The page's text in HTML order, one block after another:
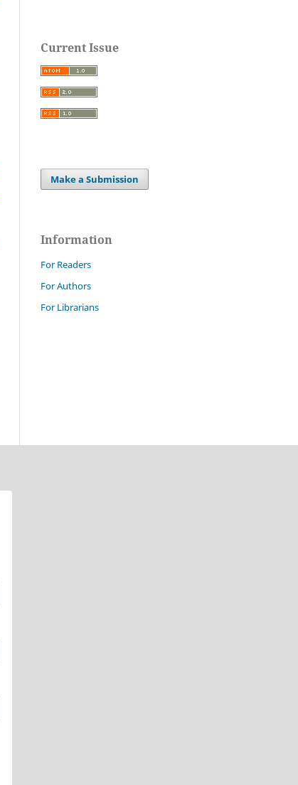
Current Issue
Make a Submission
Information
For Readers
For Authors
For Librarians